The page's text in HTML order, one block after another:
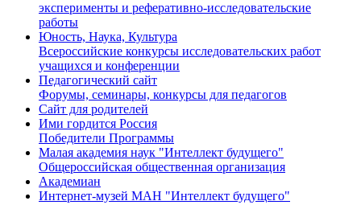
эксперименты и реферативно-исследовательские
работы
Юность, Наука, Культура
Всероссийские конкурсы исследовательских работ
учащихся и конференции
Педагогический сайт
Форумы, семинары, конкурсы для педагогов
Сайт для родителей
Ими гордится Россия
Победители Программы
Малая академия наук "Интеллект будущего"
Общероссийская общественная организация
Академиан
Интернет-музей МАН "Интеллект будущего"